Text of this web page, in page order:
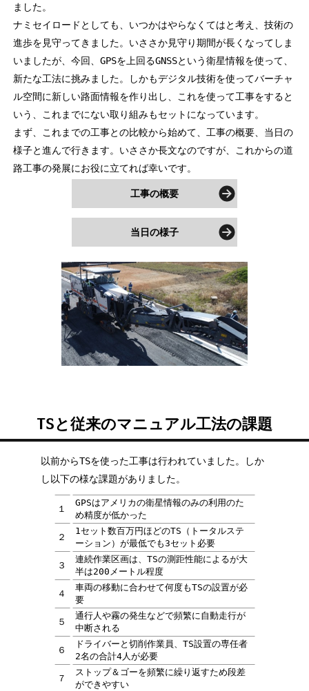
ました。
ナミセイロードとしても、いつかはやらなくてはと考え、技術の
進歩を見守ってきました。いささか見守り期間が長くなってしま
いましたが、今回、GPSを上回るGNSSという衛星情報を使って、
新たな工法に挑みました。しかもデジタル技術を使ってバーチャ
ル空間に新しい路面情報を作り出し、これを使って工事をすると
いう、これまでにない取り組みもセットになっています。
まず、これまでの工事との比較から始めて、工事の概要、当日の
様子と進んで行きます。いささか長文なのですが、これからの道
路工事の発展にお役に立てれば幸いです。
工事の概要
当日の様子
TSと従来のマニュアル工法の課題
以前からTSを使った工事は行われていました。しか
し以下の様な課題がありました。
１
GPSはアメリカの衛星情報のみの利用のた
め精度が低かった
２
1セット数百万円ほどのTS（トータルステ
ーション）が最低でも3セット必要
３
連続作業区画は、TSの測距性能によるが大
半は200メートル程度
４
車両の移動に合わせて何度もTSの設置が必
要
５
通行人や霧の発生などで頻繁に自動走行が
中断される
６
ドライバーと切削作業員、TS設置の専任者
2名の合計4人が必要
７
ストップ＆ゴーを頻繁に繰り返すため段差
ができやすい